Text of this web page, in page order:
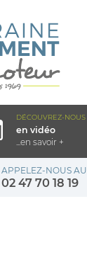
DÉCOUVREZ-NOUS
en vidéo
...en savoir +
APPELEZ-NOUS AU
02 47 70 18 19